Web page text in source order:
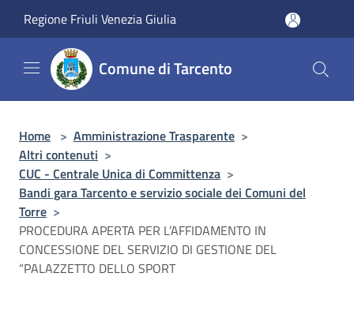
Regione Friuli Venezia Giulia
Comune di Tarcento
Home > Amministrazione Trasparente >
Altri contenuti >
CUC - Centrale Unica di Committenza >
Bandi gara Tarcento e servizio sociale dei Comuni del
Torre >
PROCEDURA APERTA PER L’AFFIDAMENTO IN
CONCESSIONE DEL SERVIZIO DI GESTIONE DEL
“PALAZZETTO DELLO SPORT